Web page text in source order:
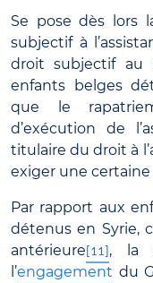
Se pose dès lors
subjectif à
droit subjectif au
enfants belges
que le
d’exécution de
titulaire du droit à
exiger une
Par rapport aux
détenus en Syrie,
antérieure [11] , la
l’engagement du